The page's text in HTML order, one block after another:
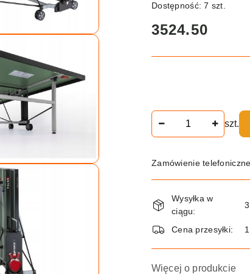
Dostępność:7 szt.
cena:
3524.50
szt.
Zamówienie
Dostępność
i
dostawa
Wysyłka w
ciągu:
Cena przesyłki:
Więcej o produkcie